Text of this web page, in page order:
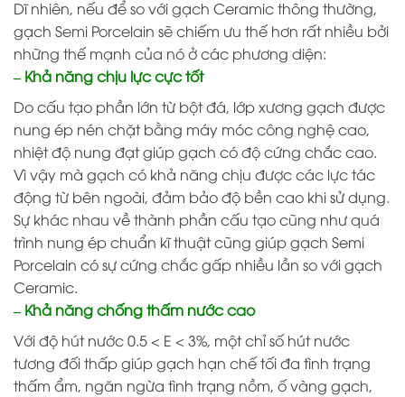
Dĩ nhiên, nếu để so với gạch Ceramic thông thường,
gạch Semi Porcelain sẽ chiếm ưu thế hơn rất nhiều bởi
những thế mạnh của nó ở các phương diện:
– Khả năng chịu lực cực tốt
Do cấu tạo phần lớn từ bột đá, lớp xương gạch được
nung ép nén chặt bằng máy móc công nghệ cao,
nhiệt độ nung đạt giúp gạch có độ cứng chắc cao.
Vì vậy mà gạch có khả năng chịu được các lực tác
động từ bên ngoài, đảm bảo độ bền cao khi sử dụng.
Sự khác nhau về thành phần cấu tạo cũng như quá
trình nung ép chuẩn kĩ thuật cũng giúp gạch Semi
Porcelain có sự cứng chắc gấp nhiều lần so với gạch
Ceramic.
– Khả năng chống thấm nước cao
Với độ hút nước 0.5 < E < 3%, một chỉ số hút nước
tương đối thấp giúp gạch hạn chế tối đa tình trạng
thấm ẩm, ngăn ngừa tình trạng nồm, ố vàng gạch,